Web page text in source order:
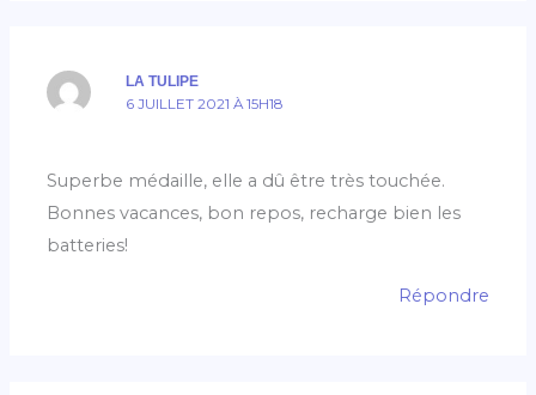
LA TULIPE
6 JUILLET 2021 À 15H18
Superbe médaille, elle a dû être très touchée.
Bonnes vacances, bon repos, recharge bien les
batteries!
Répondre